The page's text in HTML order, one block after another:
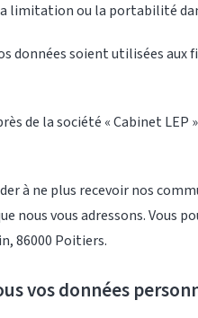
ou la portabilité
données soient utilisées
de la société « Cabinet
à ne plus recevoir nos
nous vous adressons. Vous
86000 Poitiers.
vos données